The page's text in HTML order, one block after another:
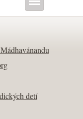
detí